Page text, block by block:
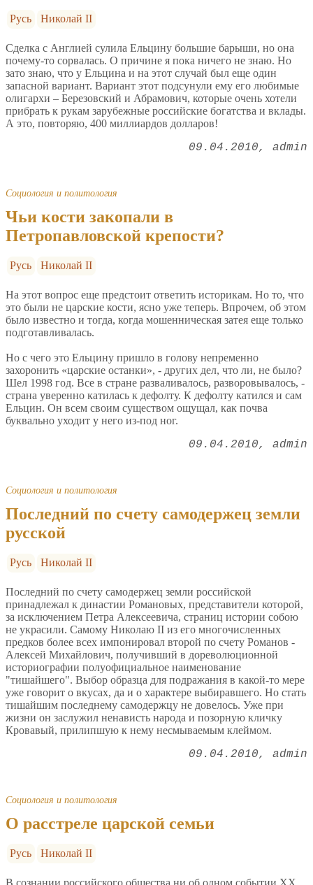
Русь Николай II
Сделка с Англией сулила Ельцину большие барыши, но она
почему-то сорвалась. О причине я пока ничего не знаю. Но
зато знаю, что у Ельцина и на этот случай был еще один
запасной вариант. Вариант этот подсунули ему его любимые
олигархи – Березовский и Абрамович, которые очень хотели
прибрать к рукам зарубежные российские богатства и вклады.
А это, повторяю, 400 миллиардов долларов!
09.04.2010 admin
Социология и политология
Чьи кости закопали в
Петропавловской крепости?
Русь Николай II
На этот вопрос еще предстоит ответить историкам. Но то, что
это были не царские кости, ясно уже теперь. Впрочем, об этом
было известно и тогда, когда мошенническая затея еще только
подготавливалась.
Но с чего это Ельцину пришло в голову непременно
захоронить «царские останки», - других дел, что ли, не было?
Шел 1998 год. Все в стране разваливалось, разворовывалось, -
страна уверенно катилась к дефолту. К дефолту катился и сам
Ельцин. Он всем своим существом ощущал, как почва
буквально уходит у него из-под ног.
09.04.2010 admin
Социология и политология
Последний по счету самодержец земли
русской
Русь Николай II
Последний по счету самодержец земли российской
принадлежал к династии Романовых, представители которой,
за исключением Петра Алексеевича, страниц истории собою
не украсили. Самому Николаю II из его многочисленных
предков более всех импонировал второй по счету Романов -
Алексей Михайлович, получивший в дореволюционной
историографии полуофициальное наименование
"тишайшего". Выбор образца для подражания в какой-то мере
уже говорит о вкусах, да и о характере выбиравшего. Но стать
тишайшим последнему самодержцу не довелось. Уже при
жизни он заслужил ненависть народа и позорную кличку
Кровавый, прилипшую к нему несмываемым клеймом.
09.04.2010 admin
Социология и политология
О расстреле царской семьи
Русь Николай II